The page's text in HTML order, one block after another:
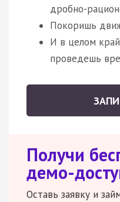
дробно-
Покоришь
И в целом
проведешь
Получи
демо-
Оставь заявку и